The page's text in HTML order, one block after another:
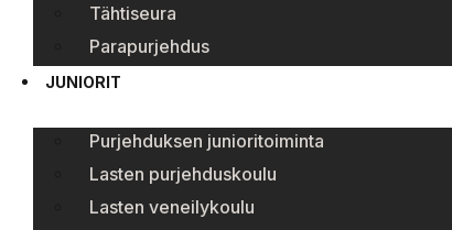
Tähtiseura
Parapurjehdus
JUNIORIT
Purjehduksen junioritoiminta
Lasten purjehduskoulu
Lasten veneilykoulu